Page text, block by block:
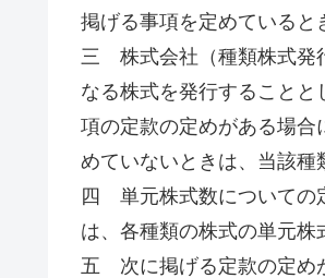
掲げる事項を定めていると
三 株式会社（種類株式発
なる株式を発行すること
項の定款の定めがある場合
めていないときは、当該種
四 単元株式数についての
は、各種類の株式の単元株
五 次に掲げる定款の定め